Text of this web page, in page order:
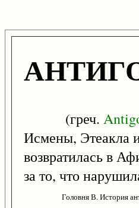
(греч.
Исмены, Этеакла
возвратилась в
за то, что
Головня В. История